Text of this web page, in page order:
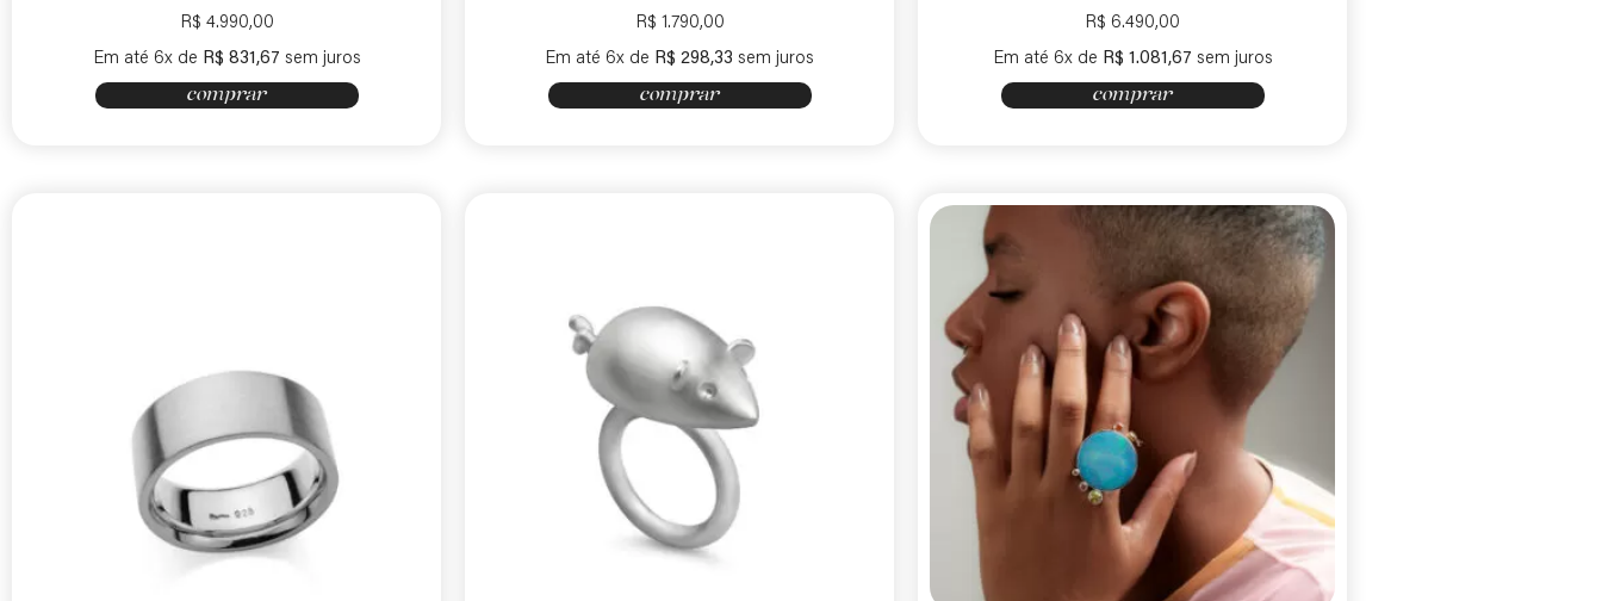
R$ 4.990,00
Em até 6x de R$ 831,67 sem juros
comprar
R$ 1.790,00
Em até 6x de R$ 298,33 sem juros
comprar
R$ 6.490,00
Em até 6x de R$ 1.081,67 sem juros
comprar